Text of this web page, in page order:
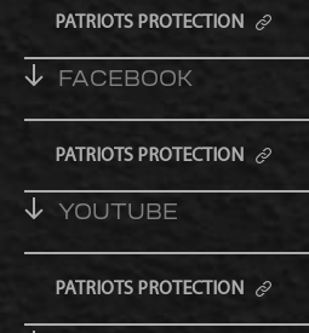
PATRIOTS PROTECTION
FACEBOOK
PATRIOTS PROTECTION
YOUTUBE
PATRIOTS PROTECTION